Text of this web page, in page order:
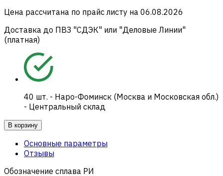
Цена рассчитана по прайс листу на 06.08.2026
Доставка до ПВЗ "СДЭК" или "Деловые Линии"
(платная)
40 шт. - Наро-Фоминск (Москва и Московская обл.)
- Центральный склад
В корзину
Основные параметры
Отзывы
Обозначение сплава РИ